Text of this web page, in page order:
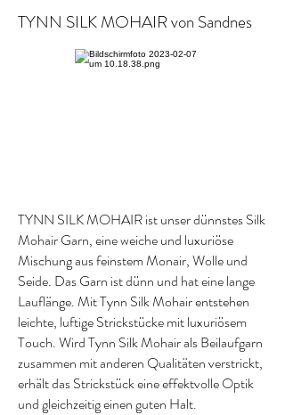
TYNN SILK MOHAIR von Sandnes
TYNN SILK MOHAIR ist unser dünnstes Silk
Mohair Garn, eine weiche und luxuriöse
Mischung aus feinstem Monair, Wolle und
Seide. Das Garn ist dünn und hat eine lange
Lauflänge. Mit Tynn Silk Mohair entstehen
leichte, luftige Strickstücke mit luxuriösem
Touch. Wird Tynn Silk Mohair als Beilaufgarn
zusammen mit anderen Qualitäten verstrickt,
erhält das Strickstück eine effektvolle Optik
und gleichzeitig einen guten Halt.